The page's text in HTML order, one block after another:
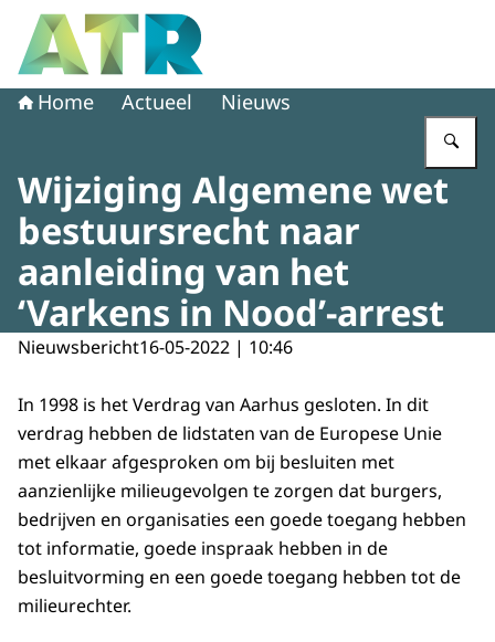
Naar de homepage van Adviescollege toetsing regeldruk
Home Actueel Nieuws
Wijziging Algemene wet
bestuursrecht naar
aanleiding van het
‘Varkens in Nood’-arrest
Nieuwsbericht16-05-2022 | 10:46
In 1998 is het Verdrag van Aarhus gesloten. In dit
verdrag hebben de lidstaten van de Europese Unie
met elkaar afgesproken om bij besluiten met
aanzienlijke milieugevolgen te zorgen dat burgers,
bedrijven en organisaties een goede toegang hebben
tot informatie, goede inspraak hebben in de
besluitvorming en een goede toegang hebben tot de
milieurechter.